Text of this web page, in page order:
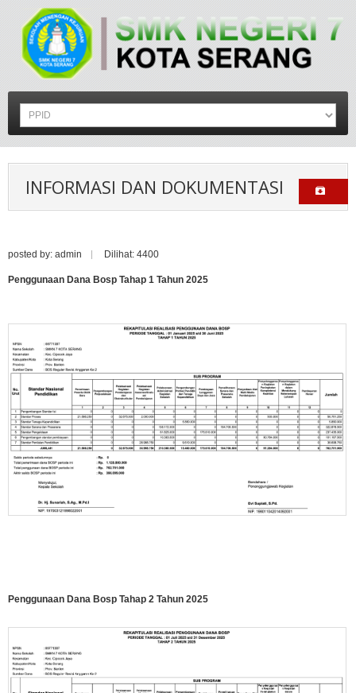
INFORMASI DAN DOKUMENTASI
posted by: admin Dilihat: 4400
Penggunaan Dana Bosp Tahap 1 Tahun 2025
Penggunaan Dana Bosp Tahap 2 Tahun 2025